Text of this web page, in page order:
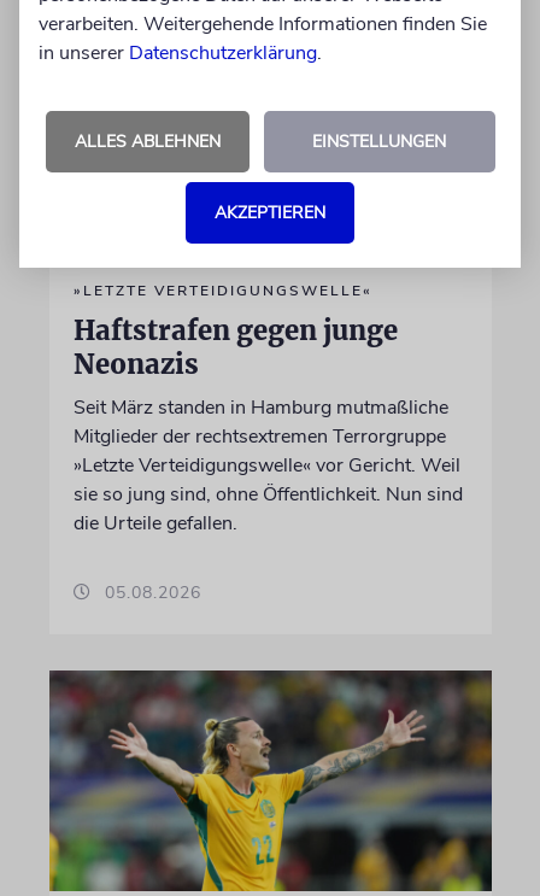
»LETZTE VERTEIDIGUNGSWELLE«
Haftstrafen gegen junge
Neonazis
Seit März standen in Hamburg mutmaßliche
Mitglieder der rechtsextremen Terrorgruppe
»Letzte Verteidigungswelle« vor Gericht. Weil
sie so jung sind, ohne Öffentlichkeit. Nun sind
die Urteile gefallen.
05.08.2026
verarbeiten. Weitergehende Informationen finden Sie
in unserer Datenschutzerklärung.
ALLES ABLEHNEN EINSTELLUNGEN
AKZEPTIEREN